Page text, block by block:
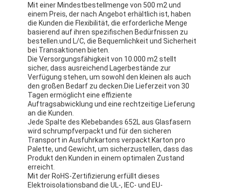
Mit einer Mindestbestellmenge von 500 m2 und
einem Preis, der nach Angebot erhältlich ist, haben
die Kunden die Flexibilität, die erforderliche Menge
basierend auf ihren spezifischen Bedürfnissen zu
bestellen.und L/C, die Bequemlichkeit und Sicherheit
bei Transaktionen bieten.
Die Versorgungsfähigkeit von 10.000 m2 stellt
sicher, dass ausreichend Lagerbestände zur
Verfügung stehen, um sowohl den kleinen als auch
den großen Bedarf zu decken.Die Lieferzeit von 30
Tagen ermöglicht eine effiziente
Auftragsabwicklung und eine rechtzeitige Lieferung
an die Kunden.
Jede Spalte des Klebebandes 652L aus Glasfasern
wird schrumpfverpackt und für den sicheren
Transport in Ausfuhrkartons verpackt.Karton pro
Palette, und Gewicht, um sicherzustellen, dass das
Produkt den Kunden in einem optimalen Zustand
erreicht.
Mit der RoHS-Zertifizierung erfüllt dieses
Elektroisolationsband die UL-, IEC- und EU-